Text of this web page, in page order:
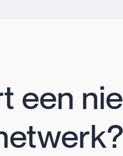
een